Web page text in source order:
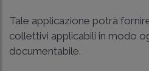
Tale applicazione potrà
collettivi applicabili in modo
documentabile.